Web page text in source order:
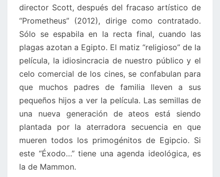
director Scott, después del fracaso artístico de
“Prometheus” (2012), dirige como contratado.
Sólo se espabila en la recta final, cuando las
plagas azotan a Egipto. El matiz “religioso” de la
película, la idiosincracia de nuestro público y el
celo comercial de los cines, se confabulan para
que muchos padres de familia lleven a sus
pequeños hijos a ver la película. Las semillas de
una nueva generación de ateos está siendo
plantada por la aterradora secuencia en que
mueren todos los primogénitos de Egipcio. Si
este “Éxodo…” tiene una agenda ideológica, es
la de Mammon.